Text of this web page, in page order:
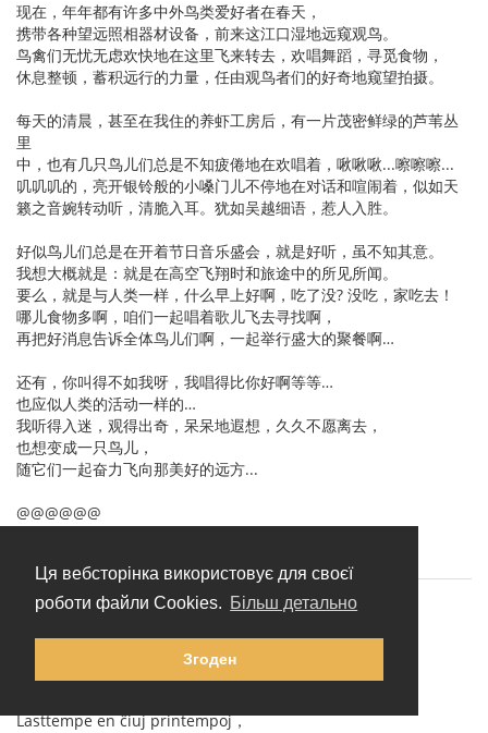
Ця вебсторінка використовує для своєї
роботи файли Cookies. Більш детально
Згоден
现在，年年都有许多中外鸟类爱好者在春天，
携带各种望远照相器材设备，前来这江口湿地远窥观鸟。
鸟禽们无忧无虑欢快地在这里飞来转去，欢唱舞蹈，寻觅食物，
休息整顿，蓄积远行的力量，任由观鸟者们的好奇地窥望拍摄。
每天的清晨，甚至在我住的养虾工房后，有一片茂密鲜绿的芦苇丛
里
中，也有几只鸟儿们总是不知疲倦地在欢唱着，啾啾啾...嚓嚓嚓...
叽叽叽的，亮开银铃般的小嗓门儿不停地在对话和喧闹着，似如天
籁之音婉转动听，清脆入耳。犹如吴越细语，惹人入胜。
好似鸟儿们总是在开着节日音乐盛会，就是好听，虽不知其意。
我想大概就是：就是在高空飞翔时和旅途中的所见所闻。
要么，就是与人类一样，什么早上好啊，吃了没? 没吃，家吃去！
哪儿食物多啊，咱们一起唱着歌儿飞去寻找啊，
再把好消息告诉全体鸟儿们啊，一起举行盛大的聚餐啊…
还有，你叫得不如我呀，我唱得比你好啊等等…
也应似人类的活动一样的…
我听得入迷，观得出奇，呆呆地遐想，久久不愿离去，
也想变成一只鸟儿，
随它们一起奋力飞向那美好的远方...
@@@@@@
Flago (Переглянути профіль)
5.2) Kunvene pri Birdoj
Lasttempe en ĉiuj printempoj，